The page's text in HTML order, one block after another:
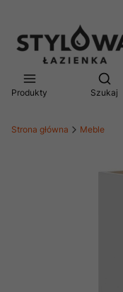
Produkty Szukaj
Strona główna Meble